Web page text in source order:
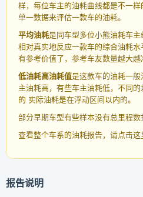
样，每位车主的油耗曲线都是不一
单一数据来评估一款车的油耗。
平均油耗是同车型多位小熊油耗车
相对真实地反应一款车的综合油耗
有参考价值了，参考车友数量越大越
低油耗高油耗值是这款车的油耗一
主油耗高，有些车主油耗低，不同
的 实际油耗是在浮动区间以内的。
部分早期车型有些样本没有总里程数
查看整个车系的油耗报告，请点击这
报告说明